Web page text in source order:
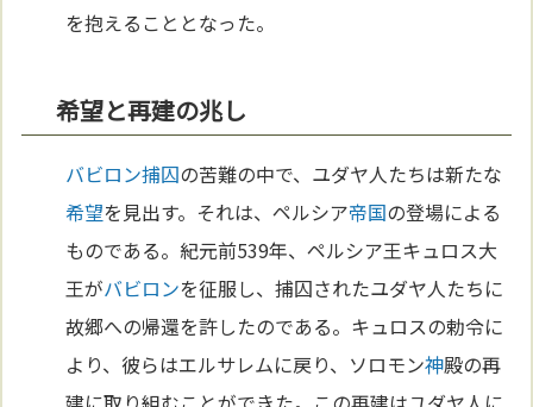
を抱えることとなった。
希望と再建の兆し
バビロン捕囚の苦難の中で、ユダヤ人たちは新たな
希望を見出す。それは、ペルシア帝国の登場による
ものである。紀元前539年、ペルシア王キュロス大
王がバビロンを征服し、捕囚されたユダヤ人たちに
故郷への帰還を許したのである。キュロスの勅令に
より、彼らはエルサレムに戻り、ソロモン神殿の再